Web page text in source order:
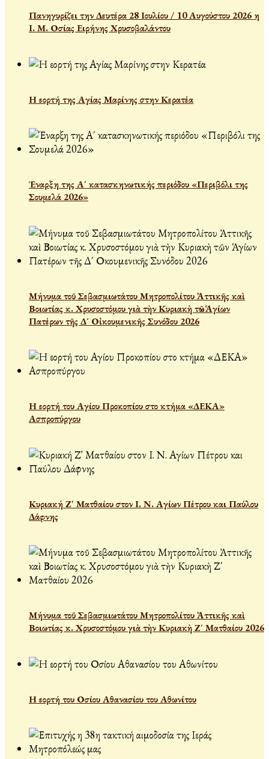
Πανηγυρίζει την Δευτέρα 28 Ιουλίου / 10 Αυγούστου 2026 η
Ι. Μ. Οσίας Ειρήνης Χρυσοβαλάντου
Η εορτή της Αγίας Μαρίνης στην Κερατέα
Έναρξη της Α´ κατασκηνωτικής περιόδου «Περιβόλι της
Σουμελά 2026»
Μήνυμα τοῦ Σεβασμιωτάτου Μητροπολίτου Ἀττικῆς καὶ
Βοιωτίας κ. Χρυσοστόμου γιὰ τὴν Κυριακὴ τῶν Ἁγίων
Πατέρων τῆς Δ´ Οἰκουμενικῆς Συνόδου 2026
Η εορτή του Αγίου Προκοπίου στο κτήμα «ΔΕΚΑ»
Ασπροπύργου
Κυριακή Ζ' Ματθαίου στον Ι. Ν. Αγίων Πέτρου και Παύλου
Δάφνης
Μήνυμα τοῦ Σεβασμιωτάτου Μητροπολίτου Ἀττικῆς καὶ
Βοιωτίας κ. Χρυσοστόμου γιὰ τὴν Κυριακὴ Ζ΄ Ματθαίου 2026
Η εορτή του Οσίου Αθανασίου του Αθωνίτου